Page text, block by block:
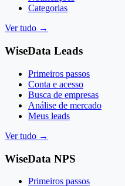
Categorias
Ver tudo →
WiseData Leads
Primeiros passos
Conta e acesso
Busca de empresas
Análise de mercado
Meus leads
Ver tudo →
WiseData NPS
Primeiros passos